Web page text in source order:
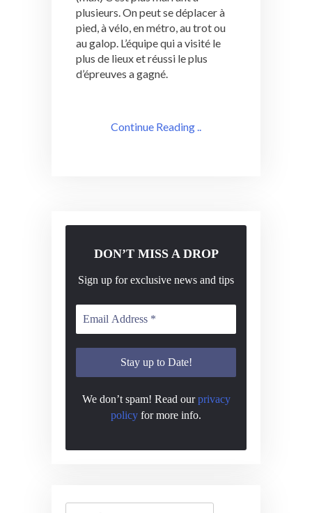
plusieurs. On peut se déplacer à
pied, à vélo, en métro, au trot ou
au galop. L’équipe qui a visité le
plus de lieux et réussi le plus
d’épreuves a gagné.
Continue Reading ..
DON’T MISS A DROP
Sign up for exclusive news and tips
We don’t spam! Read ourprivacy
policy for more info.
Search